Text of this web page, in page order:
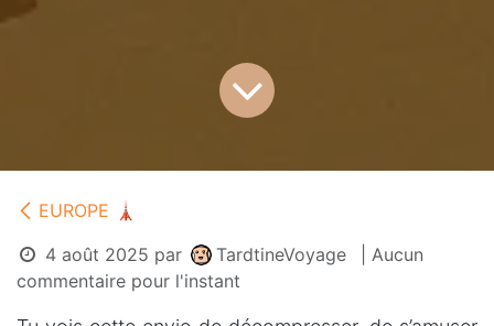
EUROPE 🗼
4 août 2025 par TardtineVoyage
| Aucun
commentaire pour l'instant